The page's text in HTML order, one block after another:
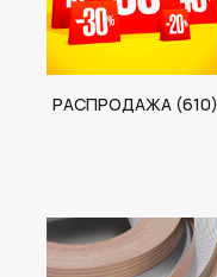
РАСПРОДАЖА (610)